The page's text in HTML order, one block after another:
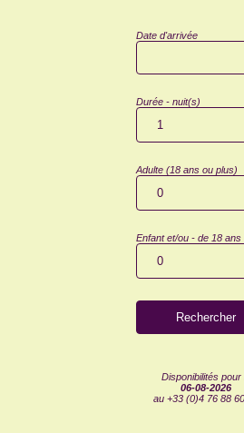
Date d'arrivée
Durée - nuit(s)
Adulte (18 ans ou plus)
Enfant et/ou - de 18 ans
Disponibilités pour
06-08-2026
au +33 (0)4 76 88